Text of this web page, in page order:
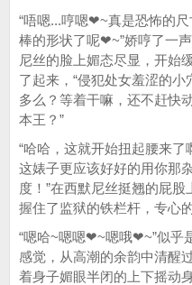
“唔嗯...哼嗯❤~真是恐怖的
棒的形状了呢❤~”娇哼了一
尼丝的脸上媚态尽显，开始
了起来，“侵犯处女羞涩的
多么？等着干嘛，还不赶快
本王？”
“哈哈，这就开始扭起腰来
这婊子更应该好好的用你那
度！”在西默尼丝挺翘的屁
握住了监狱的铁栏杆，专心
“嗯哈~嗯嗯❤~嗯哦❤~”似乎
感觉，从高潮的余韵中清醒
着身子媚眼半闭的上下摇动